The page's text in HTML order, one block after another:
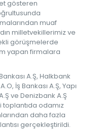
gösteren
muaf
milletvekillerimiz ve
görüşmelerde
yapan firmalara
A.Ş, Halkbank
İş Bankası A.Ş, Yapı
ve Denizbank A.Ş
odamız
daha fazla
gerçekleştirildi.